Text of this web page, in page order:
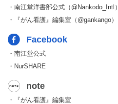
・南江堂洋書部公式（@Nankodo_Intl）
・『がん看護』編集室（@gankango）
Facebook
・南江堂公式
・NurSHARE
note
・『がん看護』編集室